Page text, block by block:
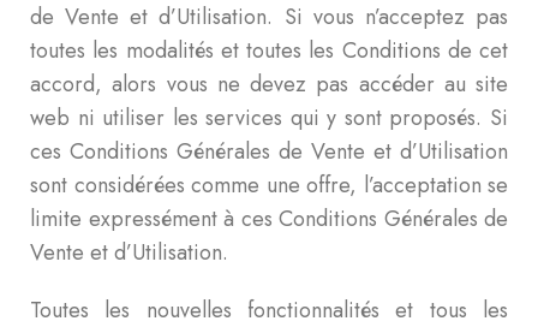
de Vente et d’Utilisation. Si vous n’acceptez pas
toutes les modalités et toutes les Conditions de cet
accord, alors vous ne devez pas accéder au site
web ni utiliser les services qui y sont proposés. Si
ces Conditions Générales de Vente et d’Utilisation
sont considérées comme une offre, l’acceptation se
limite expressément à ces Conditions Générales de
Vente et d’Utilisation.
Toutes les nouvelles fonctionnalités et tous les